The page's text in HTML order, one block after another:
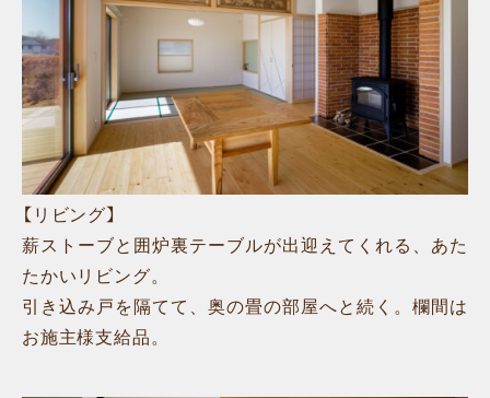
【リビング】
薪ストーブと囲炉裏テーブルが出迎えてくれる、あた
たかいリビング。
引き込み戸を隔てて、奥の畳の部屋へと続く。欄間は
お施主様支給品。